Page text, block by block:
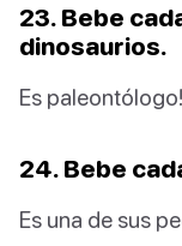
23. Bebe
dinosaurios.
Es paleontólogo!
24. Bebe
Es una de sus